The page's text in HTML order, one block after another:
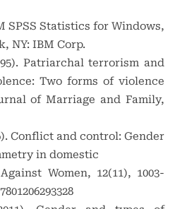
SPSS Statistics for Windows,
NY: IBM Corp.
Patriarchal terrorism and
Two forms of violence
of Marriage and Family,
Conflict and control: Gender
in domestic
Women, 12(11), 1003-